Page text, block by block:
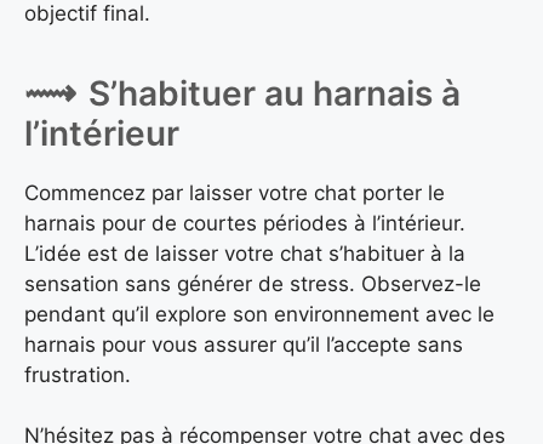
objectif final.
S’habituer au harnais à
l’intérieur
Commencez par laisser votre chat porter le
harnais pour de courtes périodes à l’intérieur.
L’idée est de laisser votre chat s’habituer à la
sensation sans générer de stress. Observez-le
pendant qu’il explore son environnement avec le
harnais pour vous assurer qu’il l’accepte sans
frustration.
N’hésitez pas à récompenser votre chat avec des